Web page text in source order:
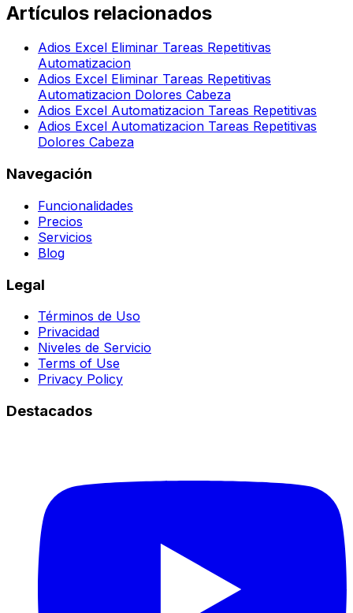
Artículos relacionados
Adios Excel Eliminar Tareas Repetitivas
Automatizacion
Adios Excel Eliminar Tareas Repetitivas
Automatizacion Dolores Cabeza
Adios Excel Automatizacion Tareas Repetitivas
Adios Excel Automatizacion Tareas Repetitivas
Dolores Cabeza
Navegación
Funcionalidades
Precios
Servicios
Blog
Legal
Términos de Uso
Privacidad
Niveles de Servicio
Terms of Use
Privacy Policy
Destacados